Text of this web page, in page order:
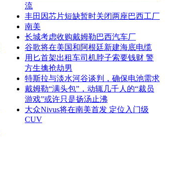
流
丰田因芯片短缺暂时关闭两座巴西工厂
南美
长城考虑收购戴姆勒巴西汽车厂
谷歌将在美国和阿根廷新建海底电缆
用匕首架出租车司机脖子索要钱财 警
方生擒抢劫男
特斯拉与淡水河谷谈判，确保电池需求
戴姆勒“满头包”，动辄几千人的“裁员
游戏”或许只是扬汤止沸
大众Nivus将在南美首发 定位入门级
CUV